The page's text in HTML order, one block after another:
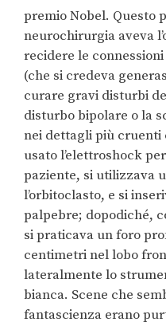
premio Nobel. Questo
neurochirurgia aveva
recidere le
(che si credeva
curare gravi disturbi
disturbo bipolare o la
nei dettagli più cruenti
usato l’elettroshock
paziente, si utilizzava
l’orbitoclasto, e si
palpebre; dopodiché,
si praticava un foro
centimetri nel lobo
lateralmente lo
bianca. Scene che
fantascienza erano